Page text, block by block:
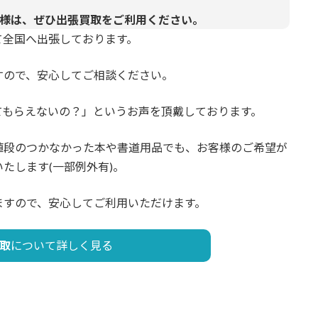
は、ぜひ出張買取をご利用ください。
国へ出張しております。
で、安心してご相談ください。
らえないの？」というお声を頂戴しております。
のつかなかった本や書道用品でも、お客様のご希望が
します(一部例外有)。
ので、安心してご利用いただけます。
について詳しく見る